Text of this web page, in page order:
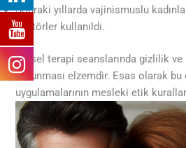
Sonraki yıllarda vajinismuslu
dilatörler kullanıldı.
Cinsel terapi seanslarındagizlilik ve
korunması elzemdir. Esas olarak bu
uygulamalarının mesleki etik